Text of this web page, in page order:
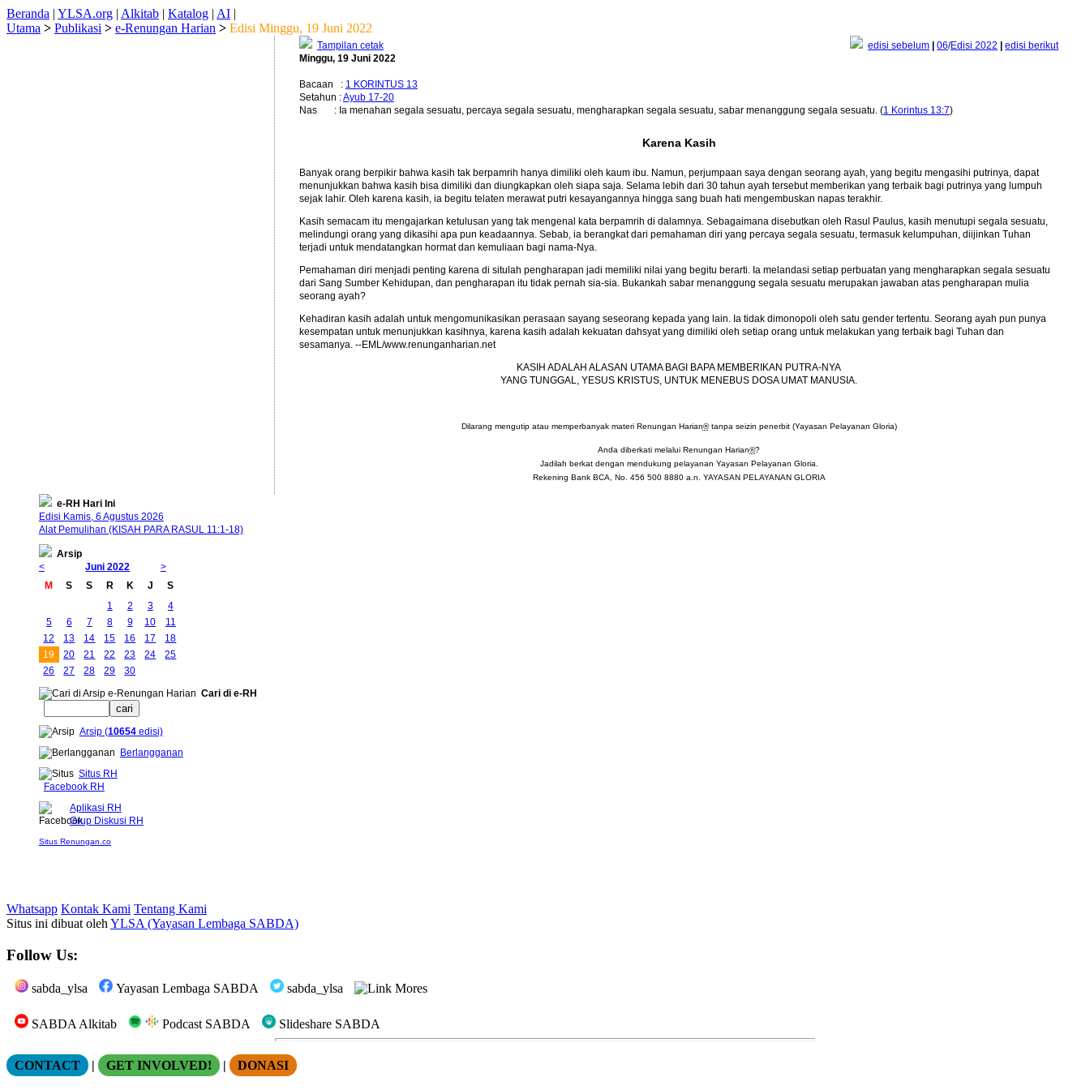
Beranda | YLSA.org | Alkitab | Katalog | AI |
Utama > Publikasi > e-Renungan Harian > Edisi Minggu, 19 Juni 2022
Tampilan cetak edisi sebelum |06/Edisi 2022 |edisi berikut
Minggu, 19 Juni 2022
Bacaan : 1 KORINTUS 13
Setahun :Ayub 17-20
Nas : Ia menahan segala sesuatu, percaya segala sesuatu, mengharapkan segala sesuatu, sabar menanggung segala sesuatu. (1 Korintus 13:7)
Karena Kasih
Banyak orang berpikir bahwa kasih tak berpamrih hanya dimiliki oleh kaum ibu. Namun, perjumpaan saya dengan seorang ayah, yang begitu mengasihi putrinya, dapat
menunjukkan bahwa kasih bisa dimiliki dan diungkapkan oleh siapa saja. Selama lebih dari 30 tahun ayah tersebut memberikan yang terbaik bagi putrinya yang lumpuh
sejak lahir. Oleh karena kasih, ia begitu telaten merawat putri kesayangannya hingga sang buah hati mengembuskan napas terakhir.
Kasih semacam itu mengajarkan ketulusan yang tak mengenal kata berpamrih di dalamnya. Sebagaimana disebutkan oleh Rasul Paulus, kasih menutupi segala sesuatu,
melindungi orang yang dikasihi apa pun keadaannya. Sebab, ia berangkat dari pemahaman diri yang percaya segala sesuatu, termasuk kelumpuhan, diijinkan Tuhan
terjadi untuk mendatangkan hormat dan kemuliaan bagi nama-Nya.
Pemahaman diri menjadi penting karena di situlah pengharapan jadi memiliki nilai yang begitu berarti. Ia melandasi setiap perbuatan yang mengharapkan segala sesuatu
dari Sang Sumber Kehidupan, dan pengharapan itu tidak pernah sia-sia. Bukankah sabar menanggung segala sesuatu merupakan jawaban atas pengharapan mulia
seorang ayah?
Kehadiran kasih adalah untuk mengomunikasikan perasaan sayang seseorang kepada yang lain. Ia tidak dimonopoli oleh satu gender tertentu. Seorang ayah pun punya
kesempatan untuk menunjukkan kasihnya, karena kasih adalah kekuatan dahsyat yang dimiliki oleh setiap orang untuk melakukan yang terbaik bagi Tuhan dan
sesamanya. --EML/www.renunganharian.net
KASIH ADALAH ALASAN UTAMA BAGI BAPA MEMBERIKAN PUTRA-NYA
YANG TUNGGAL, YESUS KRISTUS, UNTUK MENEBUS DOSA UMAT MANUSIA.
Dilarang mengutip atau memperbanyak materi Renungan Harian®tanpa seizin penerbit (Yayasan Pelayanan Gloria)
Anda diberkati melalui Renungan Harian®?
Jadilah berkat dengan mendukung pelayanan Yayasan Pelayanan Gloria.
Rekening Bank BCA, No. 456 500 8880 a.n. YAYASAN PELAYANAN GLORIA
e-RH Hari Ini
Edisi Kamis, 6 Agustus 2026
Alat Pemulihan (KISAH PARA RASUL 11:1-18)
Arsip
<
Juni 2022
>
M
S S R K J
S
1
2 3
4
5
6 7 8 9 10
11
12
13 14 15 16 17
18
19
20 21 22 23 24
25
26
27 28 29
30
Cari di e-RH
Arsip (10654edisi)
Berlangganan
Situs RH
Facebook RH
Aplikasi RH
Grup Diskusi RH
Situs Renungan.co
Whatsapp Kontak Kami Tentang Kami
Situs ini dibuat oleh YLSA (Yayasan Lembaga SABDA)
Follow Us:
sabda_ylsa Yayasan Lembaga SABDA sabda_ylsa Mores
SABDA Alkitab Podcast SABDA Slideshare SABDA
CONTACT | GET INVOLVED! | DONASI